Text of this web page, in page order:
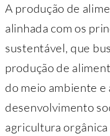
A produção de
alinhada com os
sustentável, que
produção de
do meio ambiente e
desenvolvimento
agricultura